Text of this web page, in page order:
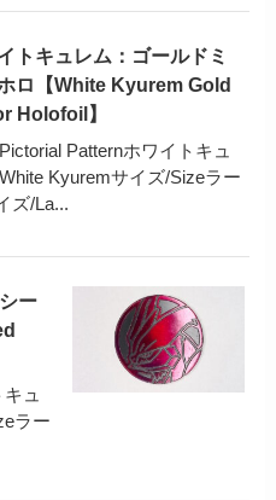
トキュレム：ゴールドミ
ロ【White Kyurem Gold
Holofoil】
Patternホワイトキュ
Kyuremサイズ/Sizeラー
ズ/La...
ー
ュ
ラー